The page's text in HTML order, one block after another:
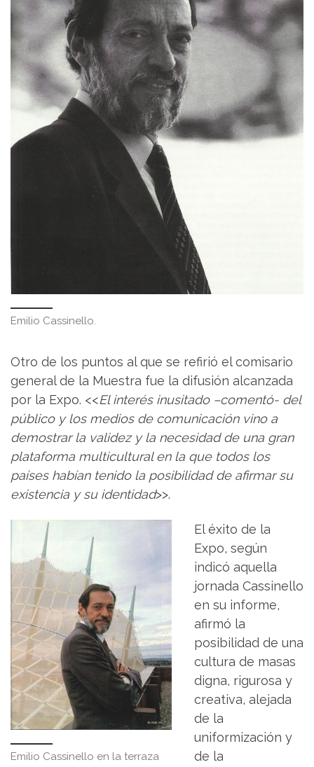
Emilio Cassinello.
Otro de los puntos al que se refirió el comisario
general de la Muestra fue la difusión alcanzada
por la Expo. <<El interés inusitado –comentó- del
público y los medios de comunicación vino a
demostrar la validez y la necesidad de una gran
plataforma multicultural en la que todos los
países habían tenido la posibilidad de afirmar su
existencia y su identidad>>.
Emilio Cassinello en la terraza
El éxito de la
Expo, según
indicó aquella
jornada Cassinello
en su informe,
afirmó la
posibilidad de una
cultura de masas
digna, rigurosa y
creativa, alejada
de la
uniformización y
de la